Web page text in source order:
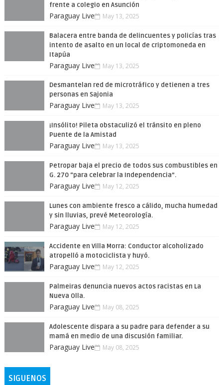
frente a colegio en Asunción
Paraguay Live May 13, 2025
Balacera entre banda de delincuentes y policías tras
intento de asalto en un local de criptomoneda en
Itapúa
Paraguay Live May 13, 2025
Desmantelan red de microtráfico y detienen a tres
personas en Sajonia
Paraguay Live May 13, 2025
¡Insólito! Pileta obstaculizó el tránsito en pleno
Puente de la Amistad
Paraguay Live May 13, 2025
Petropar baja el precio de todos sus combustibles en
G. 270 “para celebrar la Independencia”.
Paraguay Live May 12, 2025
Lunes con ambiente fresco a cálido, mucha humedad
y sin lluvias, prevé Meteorología.
Paraguay Live May 12, 2025
Accidente en Villa Morra: Conductor alcoholizado
atropelló a motociclista y huyó.
Paraguay Live May 12, 2025
Palmeiras denuncia nuevos actos racistas en La
Nueva Olla.
Paraguay Live May 08, 2025
Adolescente dispara a su padre para defender a su
mamá en medio de una discusión familiar.
Paraguay Live May 08, 2025
SIGUENOS